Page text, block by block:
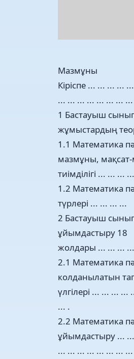
Мазмұны
Кіріспе ... ... ... ...
... ... ... ... ... ... ...
1 Бастауыш
жұмыстардың
1.1 Математика
мазмұны, мақсат-
тиімділігі ... ... ...
1.2 Математика
түрлері ... ... ... ...
2 Бастауыш
ұйымдастыру 18
жолдары ... ... ...
2.1 Математика
колданылатын
үлгілері ... ... ...
... .
2.2 Математика
ұйымдастыру ...
... ... ... ... ... ... ...